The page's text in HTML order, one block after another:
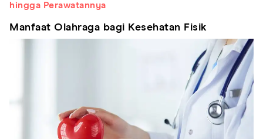
hingga Perawatannya
Manfaat Olahraga bagi Kesehatan Fisik